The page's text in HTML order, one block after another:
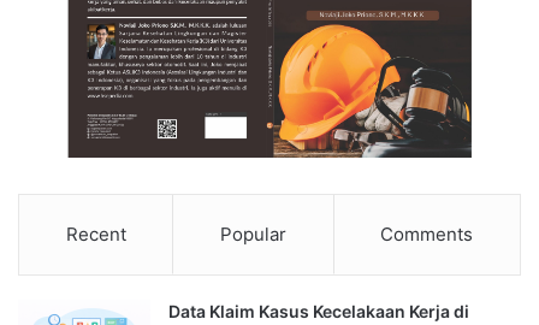
Recent Popular Comments
Data Klaim Kasus Kecelakaan Kerja di